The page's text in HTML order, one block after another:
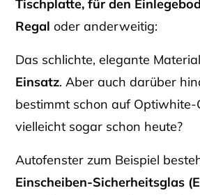
Tischplatte, für den
Regal oder anderweitig:
Das schlichte, elegante
Einsatz. Aber auch darüber
bestimmt schon auf Optiwhite-
vielleicht sogar schon heute?
Autofenster zum Beispiel
Einscheiben-Sicherheitsglas